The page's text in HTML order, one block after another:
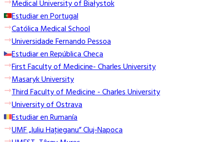
Medical University of Białystok
Estudiar en Portugal
Católica Medical School
Universidade Fernando Pessoa
Estudiar en República Checa
First Faculty of Medicine- Charles University
Masaryk University
Third Faculty of Medicine - Charles University
University of Ostrava
Estudiar en Rumanía
UMF „Iuliu Haţieganu” Cluj-Napoca